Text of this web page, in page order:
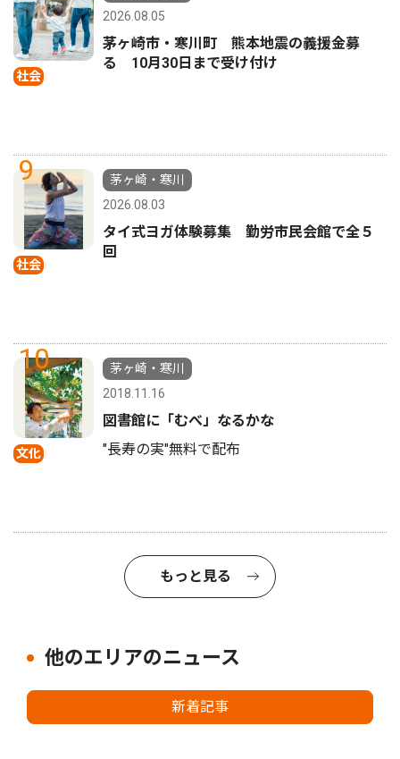
社会
2026.08.05
茅ヶ崎市・寒川町 熊本地震の義援金募
る 10月30日まで受け付け
9
社会
茅ヶ崎・寒川
2026.08.03
タイ式ヨガ体験募集 勤労市民会館で全５
回
10
文化
茅ヶ崎・寒川
2018.11.16
図書館に「むべ」なるかな
"長寿の実"無料で配布
もっと見る
他のエリアのニュース
新着記事